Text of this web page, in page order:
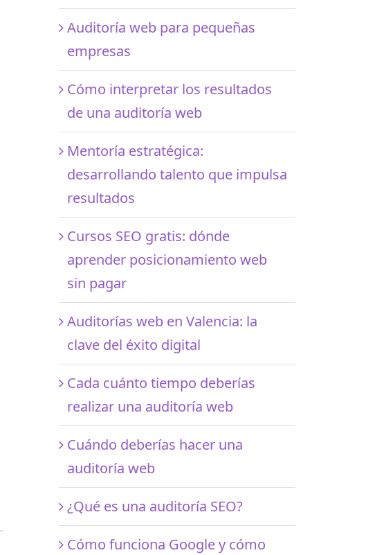
Auditoría web para pequeñas
empresas
Cómo interpretar los resultados
de una auditoría web
Mentoría estratégica:
desarrollando talento que impulsa
resultados
Cursos SEO gratis: dónde
aprender posicionamiento web
sin pagar
Auditorías web en Valencia: la
clave del éxito digital
Cada cuánto tiempo deberías
realizar una auditoría web
Cuándo deberías hacer una
auditoría web
¿Qué es una auditoría SEO?
Cómo funciona Google y cómo